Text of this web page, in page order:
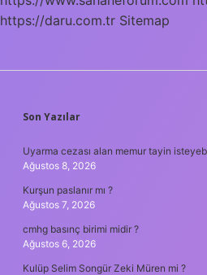
https://daru.com.tr Sitemap
SIDEBAR
Son Yazılar
Uyarma cezası alan memur tayin
Ağustos 8, 2026
Kurşun paslanır mı ?
Ağustos 7, 2026
cmhg basınç birimi midir ?
Ağustos 6, 2026
Kulüp Selim Songür Zeki Müren mi ?